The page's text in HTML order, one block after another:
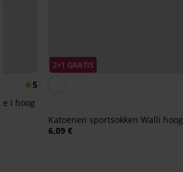
5
I hoog
2+1 GRATIS
Katoenen sportsokken Walli hoog
6,09 €